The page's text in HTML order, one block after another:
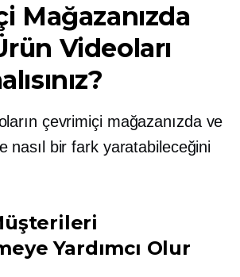
Mağazanızda
Videoları
çevrimiçi mağazanızda ve
nasıl bir fark yaratabileceğini
Yardımcı Olur